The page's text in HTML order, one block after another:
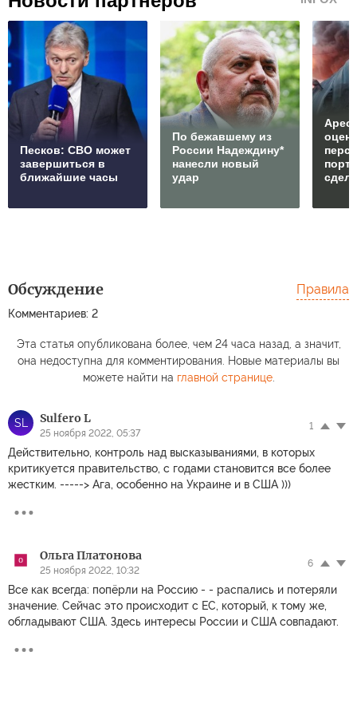
Песков: СВО может
завершиться в
ближайшие часы
По бежавшему из
России Надеждину*
нанесли новый
удар
Обсуждение
Комментариев: 2
Правила
Эта статья опубликована более, чем 24 часа назад, а значит,
она недоступна для комментирования. Новые материалы вы
можете найти на главной странице.
SL Sulfero L
25 ноября 2022, 05:37
1
Действительно, контроль над высказываниями, в которых
критикуется правительство, с годами становится все более
жестким. -----> Ага, особенно на Украине и в США )))
Ольга Платонова
25 ноября 2022, 10:32
6
Все как всегда: попёрли на Россию - - распались и потеряли
значение. Сейчас это происходит с ЕС, который, к тому же,
обгладывают США. Здесь интересы России и США совпадают.